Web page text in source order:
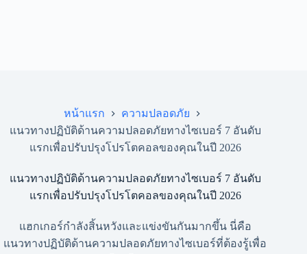
หน้าแรก
⁠ความปลอดภัย
แนวทางปฏิบัติด้านความปลอดภัยทางไซเบอร์ 7 อันดับ
แรกเพื่อปรับปรุงโปรโตคอลของคุณในปี 2026
แนวทางปฏิบัติด้านความปลอดภัยทางไซเบอร์ 7 อันดับ
แรกเพื่อปรับปรุงโปรโตคอลของคุณในปี 2026
แฮกเกอร์กำลังสิ้นหวังและแข่งขันกันมากขึ้น นี่คือ
แนวทางปฏิบัติด้านความปลอดภัยทางไซเบอร์ที่ต้องรู้เพื่อ